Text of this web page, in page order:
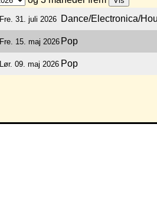
Fre. 31. juli 2026 Dance/Electronica/
Fre. 15. maj 2026 Pop
Lør. 09. maj 2026 Pop